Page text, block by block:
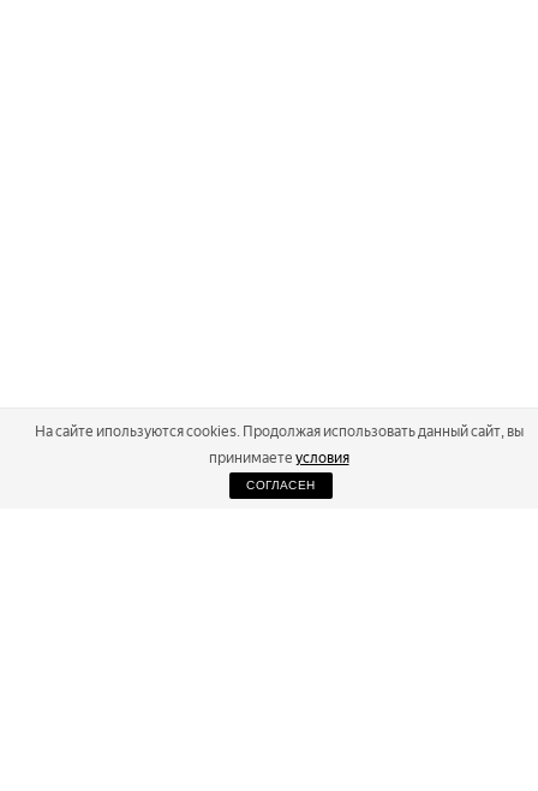
На сайте ипользуются cookies. Продолжая использовать данный сайт, вы
принимаете условия
СОГЛАСЕН